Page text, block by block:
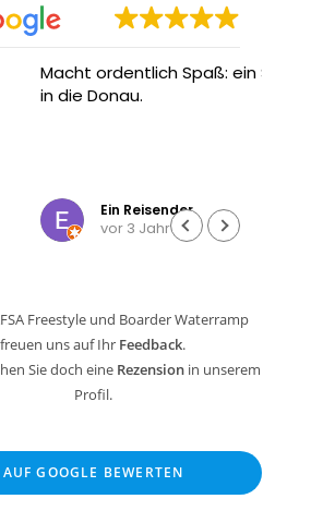
Spaß: ein Sprung
Ein Reisender
vor 3 Jahren
Freestyle und Boarder Waterramp
freuen uns auf Ihr Feedback.
Sie doch eine Rezension in unserem
Profil.
AUF GOOGLE BEWERTEN